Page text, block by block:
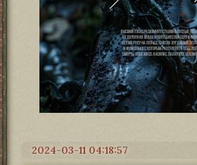
2024-03-11 04:18:57